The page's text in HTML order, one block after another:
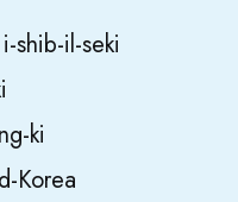
shib-il-seki
ki
Korea